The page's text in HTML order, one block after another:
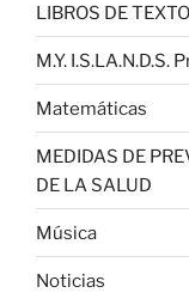
LIBROS DE TEXTO
M.Y. I.S.LA.N.D.S.
Matemáticas
MEDIDAS DE
DE LA SALUD
Música
Noticias